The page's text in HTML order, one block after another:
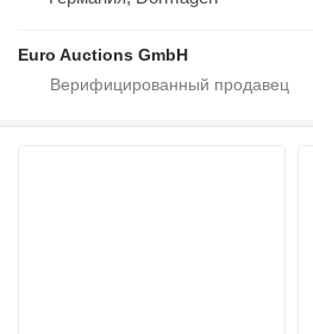
Euro Auctions GmbH